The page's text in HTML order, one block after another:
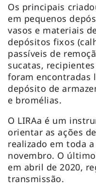
Os principais
em pequenos
vasos e materiais
depósitos fixos
passíveis de
sucatas,
foram encontradas
depósito de
e bromélias.
O LIRAa é um
orientar as ações
realizado em toda
novembro. O
em abril de 2020,
transmissão.